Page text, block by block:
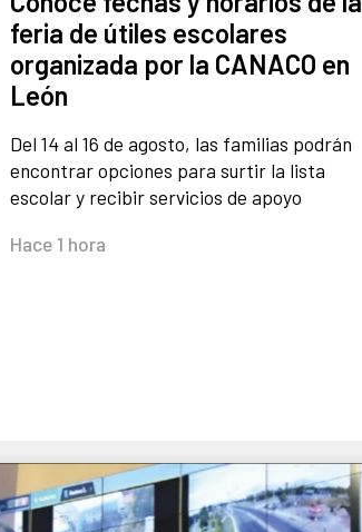
feria de útiles escolares
organizada por la CANACO en
León
Del 14 al 16 de agosto, las familias podrán
encontrar opciones para surtir la lista
escolar y recibir servicios de apoyo
Hace 1 hora